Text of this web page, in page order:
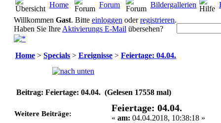
Home Forum Bildergallerien
Willkommen Gast. Bitte einloggen oderregistrieren.
Haben Sie Ihre Aktivierungs E-Mail übersehen?
Home > Specials > Ereignisse > Feiertage: 04.04.
Beitrag: Feiertage: 04.04. (Gelesen 17558 mal)
Weitere Beiträge:
Feiertage: 04.04.
« am: 04.04.2018, 10:38:18 »